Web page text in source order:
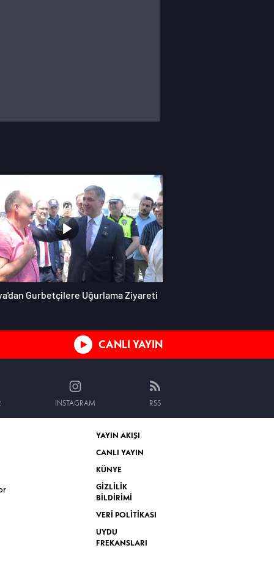
Gurbetçilere Uğurlama Ziyareti
CANLI YAYIN
INSTAGRAM RSS
YAYIN AKIŞI
CANLI YAYIN
KÜNYE
GİZLİLİK
BİLDİRİMİ
VERİ POLİTİKASI
UYDU
FREKANSLARI